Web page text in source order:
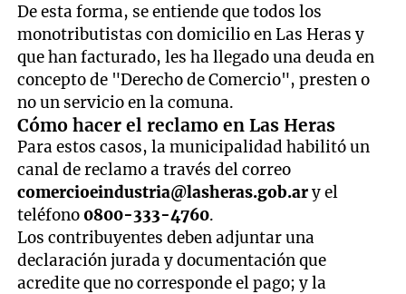
De esta forma, se entiende que todos los
monotributistas con domicilio en Las Heras y
que han facturado, les ha llegado una deuda en
concepto de "Derecho de Comercio", presten o
no un servicio en la comuna.
Cómo hacer el reclamo en Las Heras
Para estos casos, la municipalidad habilitó un
canal de reclamo a través del correo
comercioeindustria@lasheras.gob.ary el
teléfono 0800-333-4760.
Los contribuyentes deben adjuntar una
declaración jurada y documentación que
acredite que no corresponde el pago; y la